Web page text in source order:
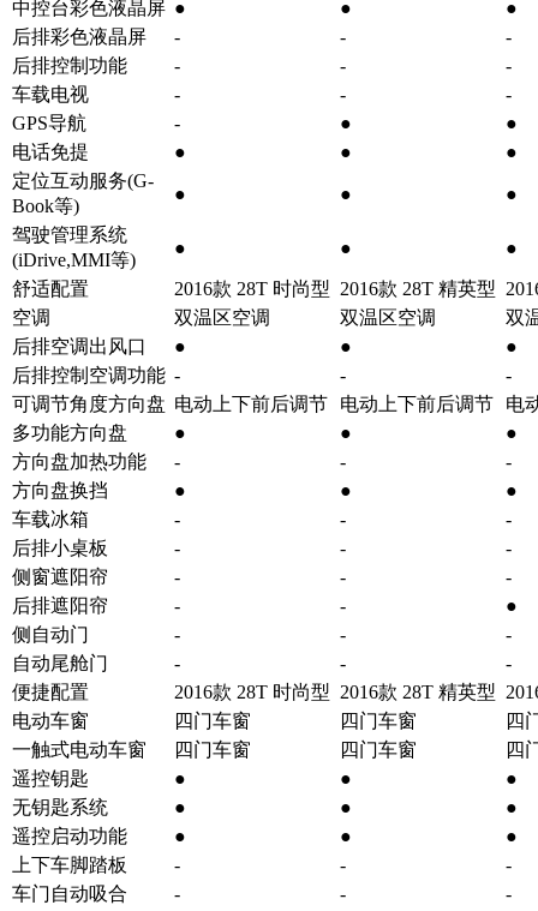
中控台彩色液晶屏 ● ●
●
后排彩色液晶屏
- -
-
后排控制功能
- -
-
车载电视
- -
-
GPS导航
- ●
●
电话免提
● ●
●
定位互动服务(G-
Book等)
● ●
●
驾驶管理系统
(iDrive,MMI等)
● ●
●
舒适配置
2016款 28T 时尚型 2016款 28T 精英型
空调
双温区空调 双温区空调
双
后排空调出风口
● ●
●
后排控制空调功能 - -
-
可调节角度方向盘 电动上下前后调节 电动上下前后调节
电
多功能方向盘
● ●
●
方向盘加热功能
- -
-
方向盘换挡
● ●
●
车载冰箱
- -
-
后排小桌板
- -
-
侧窗遮阳帘
- -
-
后排遮阳帘
- -
●
侧自动门
- -
-
自动尾舱门
- -
-
便捷配置
2016款 28T 时尚型 2016款 28T 精英型
电动车窗
四门车窗 四门车窗
四
一触式电动车窗
四门车窗 四门车窗
四
遥控钥匙
● ●
●
无钥匙系统
● ●
●
遥控启动功能
● ●
●
上下车脚踏板
- -
-
车门自动吸合
- -
-